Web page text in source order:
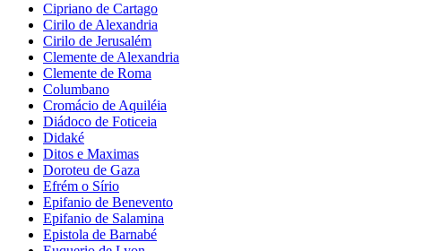
Cipriano de Cartago
Cirilo de Alexandria
Cirilo de Jerusalém
Clemente de Alexandria
Clemente de Roma
Columbano
Cromácio de Aquiléia
Diádoco de Foticeia
Didaké
Ditos e Maximas
Doroteu de Gaza
Efrém o Sírio
Epifanio de Benevento
Epifanio de Salamina
Epistola de Barnabé